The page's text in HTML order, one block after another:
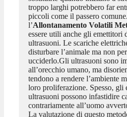
troppo larghi potrebbero far
piccoli come il passero
l’Allontanamento Volatili
essere utili anche gli emettitori
ultrasuoni. Le scariche
disturbare l’animale ma non
ucciderlo.Gli ultrasuoni sono
all’orecchio umano, ma
tendono a rendere l’ambiente
loro proliferazione. Spesso, gli
ultrasuoni possono infastidire
contrariamente all’uomo
La valutazione di questo